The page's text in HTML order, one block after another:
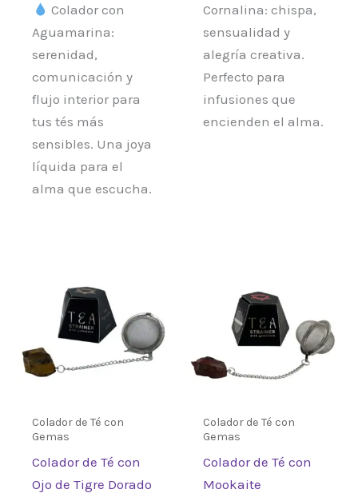
Colador con
Aguamarina:
serenidad,
comunicación y
flujo interior para
tus tés más
sensibles. Una joya
líquida para el
alma que escucha.
Cornalina: chispa,
sensualidad y
alegría creativa.
Perfecto para
infusiones que
encienden el alma.
Colador de Té con
Gemas
Colador de Té con
Ojo de Tigre Dorado
Colador de Té con
Gemas
Colador de Té con
Mookaite